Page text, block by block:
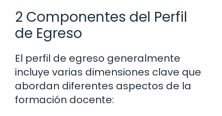
2 Componentes del Perfil
de Egreso
El perfil de egreso generalmente
incluye varias dimensiones clave que
abordan diferentes aspectos de la
formación docente: